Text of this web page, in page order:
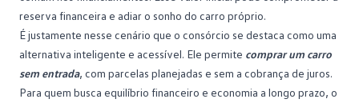
reserva financeira e adiar o sonho do carro próprio.
É justamente nesse cenário que o consórcio se destaca como uma
alternativa inteligente e acessível. Ele permite comprar um carro
sem entrada, com parcelas planejadas e sem a cobrança de juros.
Para quem busca equilíbrio financeiro e economia a longo prazo, o